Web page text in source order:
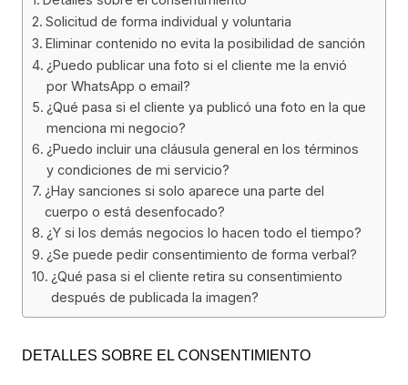
Solicitud de forma individual y voluntaria
Eliminar contenido no evita la posibilidad de sanción
¿Puedo publicar una foto si el cliente me la envió
por WhatsApp o email?
¿Qué pasa si el cliente ya publicó una foto en la que
menciona mi negocio?
¿Puedo incluir una cláusula general en los términos
y condiciones de mi servicio?
¿Hay sanciones si solo aparece una parte del
cuerpo o está desenfocado?
¿Y si los demás negocios lo hacen todo el tiempo?
¿Se puede pedir consentimiento de forma verbal?
¿Qué pasa si el cliente retira su consentimiento
después de publicada la imagen?
DETALLES SOBRE EL CONSENTIMIENTO